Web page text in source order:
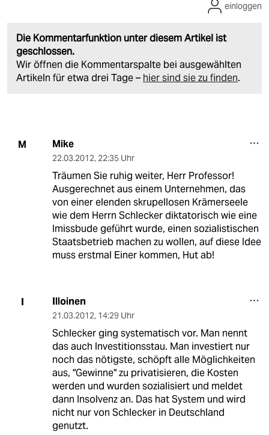
Die Kommentarfunktion unter diesem Artikel ist
geschlossen.
Wir öffnen die Kommentarspalte bei ausgewählten
Artikeln für etwa drei Tage – hier sind sie zu finden.
einloggen
M Mike
22.03.2012, 22:35 Uhr
Träumen Sie ruhig weiter, Herr Professor!
Ausgerechnet aus einem Unternehmen, das
von einer elenden skrupellosen Krämerseele
wie dem Herrn Schlecker diktatorisch wie eine
Imissbude geführt wurde, einen sozialistischen
Staatsbetrieb machen zu wollen, auf diese Idee
muss erstmal Einer kommen, Hut ab!
I Illoinen
21.03.2012, 14:29 Uhr
Schlecker ging systematisch vor. Man nennt
das auch Investitionsstau. Man investiert nur
noch das nötigste, schöpft alle Möglichkeiten
aus, "Gewinne" zu privatisieren, die Kosten
werden und wurden sozialisiert und meldet
dann Insolvenz an. Das hat System und wird
nicht nur von Schlecker in Deutschland
genutzt.